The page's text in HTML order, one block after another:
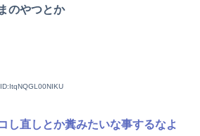
のやつとか
ID:ItqNQGL00NIKU
し直しとか糞みたいな事するなよ